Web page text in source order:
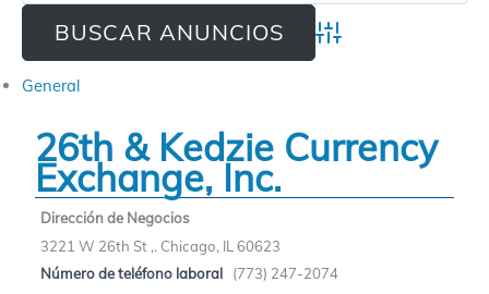
Búsqueda Avanzada
General
26th & Kedzie Currency
Exchange, Inc.
Dirección de Negocios
3221 W 26th St ,. Chicago, IL 60623
Número de teléfono laboral
(773) 247-2074